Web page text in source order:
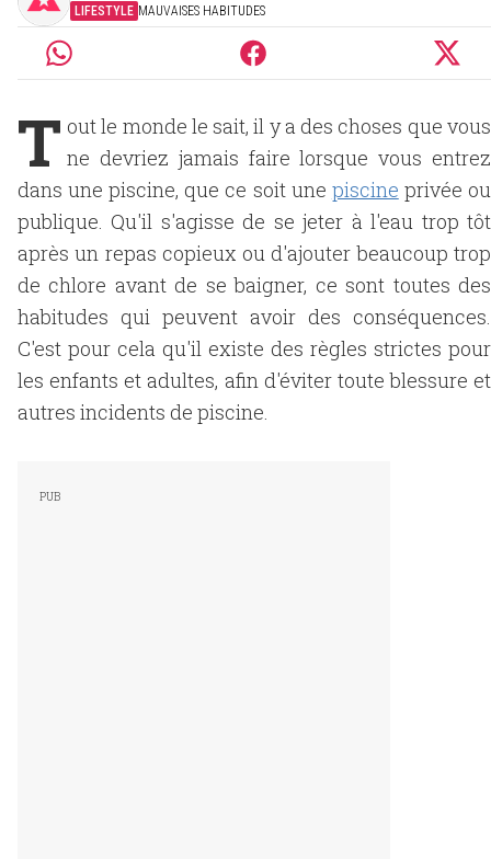
LIFESTYLE MAUVAISES HABITUDES
T out le monde le sait, il y a des choses que vous
ne devriez jamais faire lorsque vous entrez
dans une piscine, que ce soit une piscine privée ou
publique. Qu'il s'agisse de se jeter à l'eau trop tôt
après un repas copieux ou d'ajouter beaucoup trop
de chlore avant de se baigner, ce sont toutes des
habitudes qui peuvent avoir des conséquences.
C'est pour cela qu'il existe des règles strictes pour
les enfants et adultes, afin d'éviter toute blessure et
autres incidents de piscine.